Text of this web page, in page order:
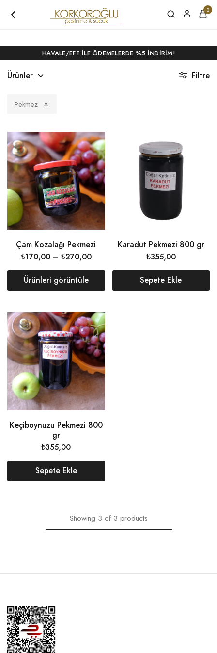
4500 TL ÜZERI ALIŞVERIŞLERDE KARGO BEDAVA! 0
HAVALE/EFT ILE ÖDEMELERDE %5 İNDIRIM!
Ürünler Filtre
Pekmez
Çam Kozalağı Pekmezi
₺170,00 – ₺270,00
Ürünleri görüntüle
Karadut Pekmezi 800 gr
₺355,00
Sepete Ekle
Keçiboynuzu Pekmezi 800
gr
₺355,00
Sepete Ekle
Showing 3 of 3 products